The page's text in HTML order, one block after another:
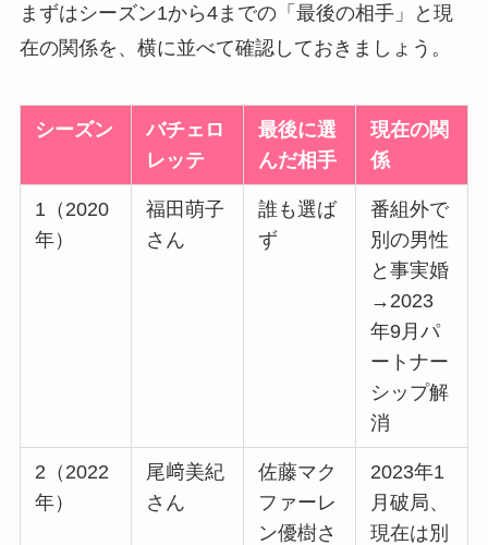
まずはシーズン1から4までの「最後の相手」と現
在の関係を、横に並べて確認しておきましょう。
シーズン
バチェロ
レッテ
最後に選
んだ相手
現在の関
係
1（2020
年）
福田萌子
さん
誰も選ば
ず
番組外で
別の男性
と事実婚
→2023
年9月パ
ートナー
シップ解
消
2（2022
年）
尾﨑美紀
さん
佐藤マク
ファーレ
ン優樹さ
2023年1
月破局、
現在は別